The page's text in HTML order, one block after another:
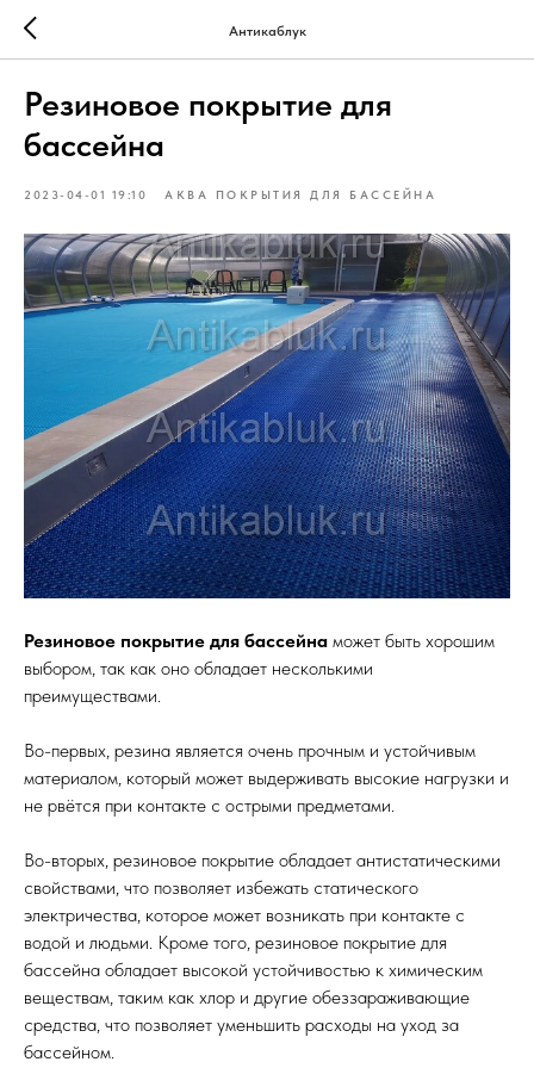
Антикаблук
Резиновое покрытие для
бассейна
2023-04-01 19:10 АКВА ПОКРЫТИЯ ДЛЯ БАССЕЙНА
Резиновое покрытие для бассейна может быть хорошим
выбором, так как оно обладает несколькими
преимуществами.
Во-первых, резина является очень прочным и устойчивым
материалом, который может выдерживать высокие нагрузки и
не рвётся при контакте с острыми предметами.
Во-вторых, резиновое покрытие обладает антистатическими
свойствами, что позволяет избежать статического
электричества, которое может возникать при контакте с
водой и людьми. Кроме того, резиновое покрытие для
бассейна обладает высокой устойчивостью к химическим
веществам, таким как хлор и другие обеззараживающие
средства, что позволяет уменьшить расходы на уход за
бассейном.